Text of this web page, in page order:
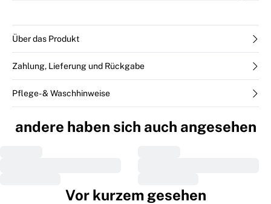
Über das Produkt
Zahlung, Lieferung und Rückgabe
Pflege- & Waschhinweise
andere haben sich auch angesehen
Vor kurzem gesehen